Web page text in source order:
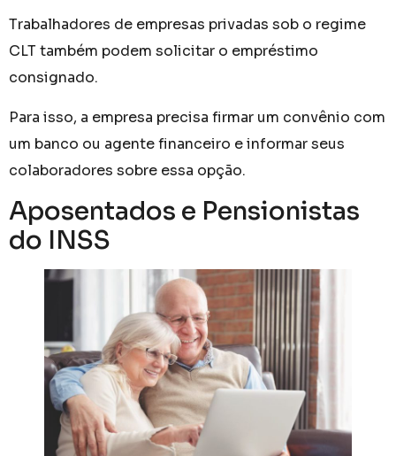
Trabalhadores de empresas privadas sob o regime
CLT também podem solicitar o empréstimo
consignado.
Para isso, a empresa precisa firmar um convênio com
um banco ou agente financeiro e informar seus
colaboradores sobre essa opção.
Aposentados e Pensionistas
do INSS